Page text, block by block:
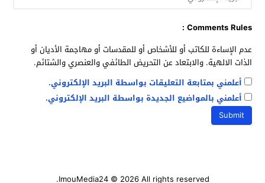
Comments Rules :
عدم الإساءة للكاتب أو للأشخاص أو للمقدسات أو مهاجمة الأديان أو
الذات الالهية. والابتعاد عن التحريض الطائفي والعنصري والشتائم.
أعلمني بمتابعة التعليقات بواسطة البريد الإلكتروني.
أعلمني بالمواضيع الجديدة بواسطة البريد الإلكتروني.
ImouMedia24© 2026 All rights reserved.